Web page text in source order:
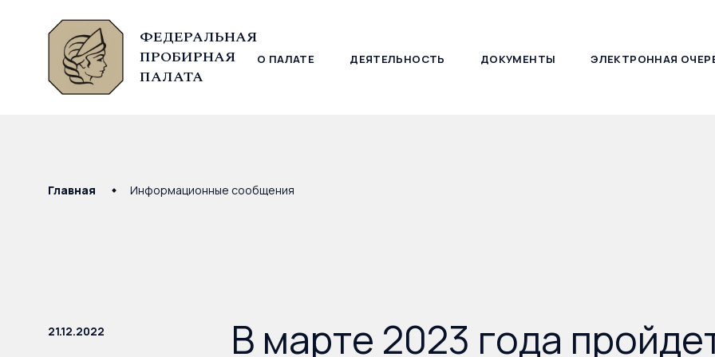
ФЕДЕРАЛЬНАЯ
ПРОБИРНАЯ
ПАЛАТА
О ПАЛАТЕ ДЕЯТЕЛЬНОСТЬ ДОКУМЕНТЫ ЭЛЕКТРОННАЯ
© Федеральная пробирная палата, 2026
Главная Информационные сообщения
21.12.2022 В марте 2023 года